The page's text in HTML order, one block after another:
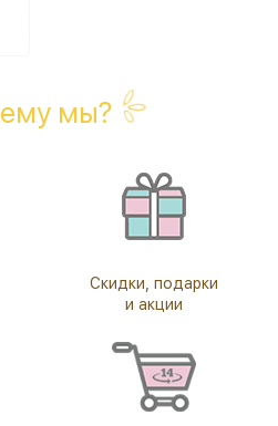
мы?
Скидки, подарки
и акции